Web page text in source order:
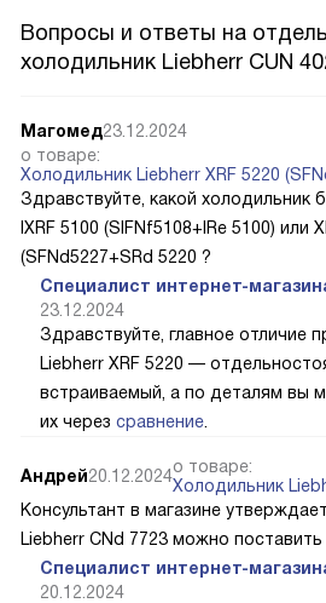
Вопросы и ответы на
холодильник Liebherr CUN
Магомед23.12.2024
о товаре:
Холодильник Liebherr XRF 5220
Здравствуйте, какой холодильник
IXRF 5100 (SIFNf5108+IRe 5100) или
(SFNd5227+SRd 5220 ?
Специалист интернет-
23.12.2024
Здравствуйте, главное отличие
Liebherr XRF 5220 —
встраиваемый, а по деталям вы
их через сравнение
Андрей20.12.2024о товаре:
Холодильник
Консультант в магазине
Liebherr CNd 7723 можно
Специалист интернет-
20.12.2024